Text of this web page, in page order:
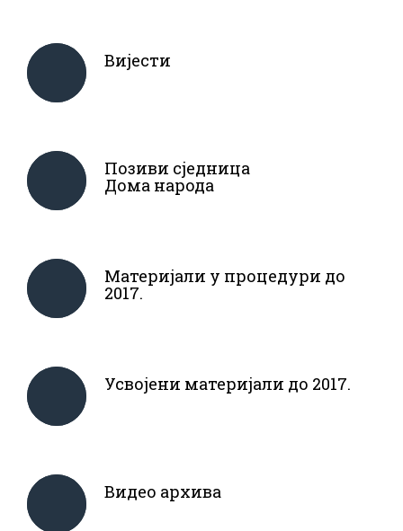
Вијести
Позиви сједница
Дома народа
Материјали у процедури до
2017.
Усвојени материјали до 2017.
Видео архива